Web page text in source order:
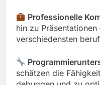
Professionelle
hin zu
verschiedensten
schätzen die